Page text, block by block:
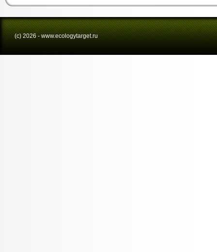
(с) 2026 - www.ecologytarget.ru